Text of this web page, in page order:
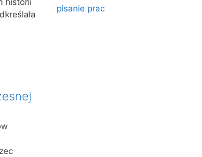
pisanie prac